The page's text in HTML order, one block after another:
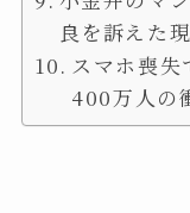
良を訴えた
スマホ喪失
400万人の